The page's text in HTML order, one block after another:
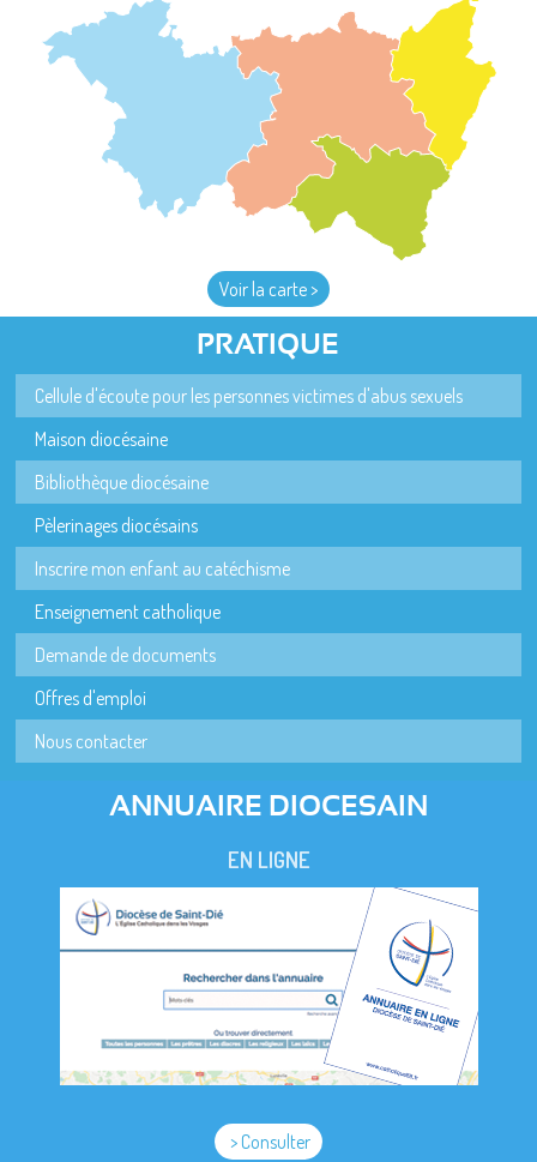
Voir la carte >
PRATIQUE
Cellule d'écoute pour les personnes victimes d'abus sexuels
Maison diocésaine
Bibliothèque diocésaine
Pèlerinages diocésains
Inscrire mon enfant au catéchisme
Enseignement catholique
Demande de documents
Offres d'emploi
Nous contacter
ANNUAIRE DIOCESAIN
EN LIGNE
> Consulter